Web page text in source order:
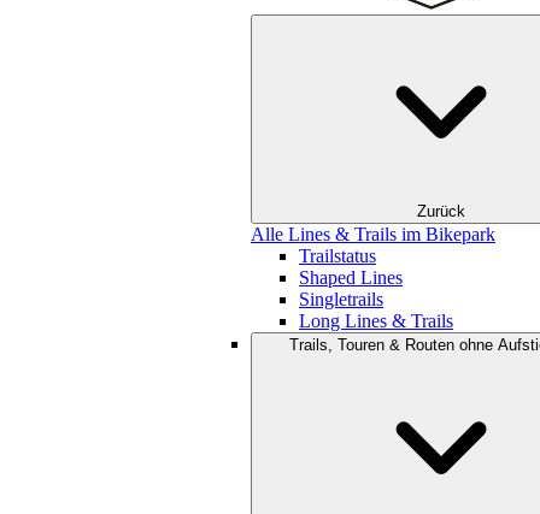
Zurück
Alle Lines & Trails im Bikepark
Trailstatus
Shaped Lines
Singletrails
Long Lines & Trails
Trails, Touren & Routen ohne